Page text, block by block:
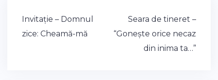
Post
navigation
Invitație – Domnul
zice: Cheamă-mă
Seara de tineret –
“Gonește orice necaz
din inima ta…”